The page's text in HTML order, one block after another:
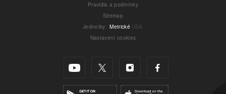
Pravidla a podmínky
Sitemap
Jednotky: Metrické USA
Nastavení cookies